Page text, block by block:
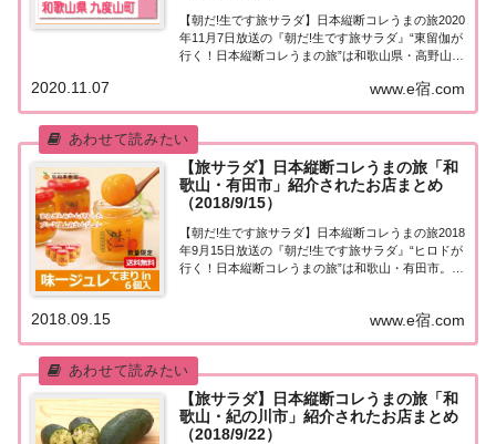
【朝だ!生です旅サラダ】日本縦断コレうまの旅2020
年11月7日放送の『朝だ!生です旅サラダ』“東留伽が
行く！日本縦断コレうまの旅”は和歌山県・高野山＆
団子、そして松茸三昧！紹介されたお店はこちら！
コレうまの旅「和歌山・高野山＆九度山...
www.e宿.com
2020.11.07
【旅サラダ】日本縦断コレうまの旅「和
歌山・有田市」紹介されたお店まとめ
（2018/9/15）
【朝だ!生です旅サラダ】日本縦断コレうまの旅2018
年9月15日放送の『朝だ!生です旅サラダ』“ヒロドが
行く！日本縦断コレうまの旅”は和歌山・有田市。紹
週は、みかんの町として有名な和歌山・...www.e宿.com
2018.09.15
【旅サラダ】日本縦断コレうまの旅「和
歌山・紀の川市」紹介されたお店まとめ
（2018/9/22）